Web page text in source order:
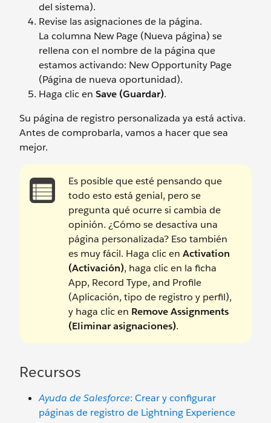
del sistema).
Revise las asignaciones de la página.
La columna New Page (Nueva página) se
rellena con el nombre de la página que
estamos activando: New Opportunity Page
(Página de nueva oportunidad).
Haga clic en Save (Guardar).
Su página de registro personalizada ya está activa.
Antes de comprobarla, vamos a hacer que sea
mejor.
Es posible que esté pensando que
todo esto está genial, pero se
pregunta qué ocurre si cambia de
opinión. ¿Cómo se desactiva una
página personalizada? Eso también
es muy fácil. Haga clic en Activation
(Activación), haga clic en la ficha
App, Record Type, and Profile
(Aplicación, tipo de registro y perfil),
y haga clic en Remove Assignments
(Eliminar asignaciones).
Recursos
Ayuda de Salesforce: Crear y configurar
páginas de registro de Lightning Experience